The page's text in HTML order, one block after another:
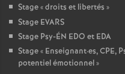
Stage «droits et libertés »
Stage EVARS
Stage Psy-ÉN EDO et EDA
Stage « Enseignant·es, CPE,
potentiel émotionnel»